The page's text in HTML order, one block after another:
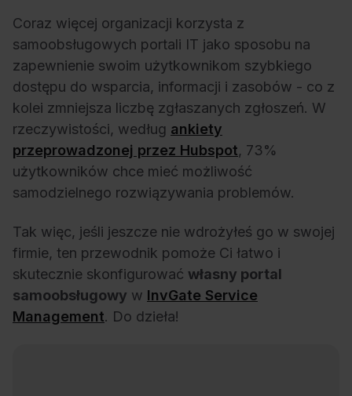
Coraz więcej organizacji korzysta z
samoobsługowych portali IT jako sposobu na
zapewnienie swoim użytkownikom szybkiego
dostępu do wsparcia, informacji i zasobów - co z
kolei zmniejsza liczbę zgłaszanych zgłoszeń. W
rzeczywistości, według ankiety
przeprowadzonej przez Hubspot, 73%
użytkowników chce mieć możliwość
samodzielnego rozwiązywania problemów.
Tak więc, jeśli jeszcze nie wdrożyłeś go w swojej
firmie, ten przewodnik pomoże Ci łatwo i
skutecznie skonfigurować własny portal
samoobsługowy w InvGate Service
Management. Do dzieła!